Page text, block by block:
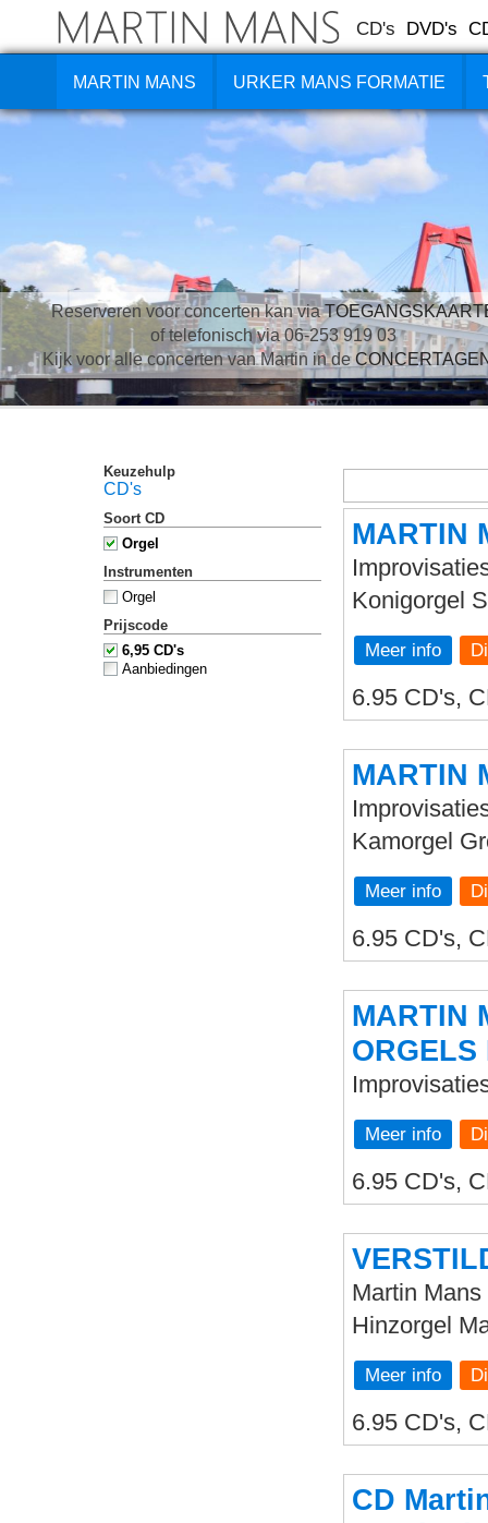
CD's DVD's
MARTIN MANS URKER MANS FORMATIE
Reserveren voor concerten kan via
of telefonisch via 06-253 919 03
Kijk voor alle concerten van Martin in de
Keuzehulp
CD's
Soort CD
Orgel
Instrumenten
Orgel
Prijscode
6,95 CD's
Aanbiedingen
MARTIN
Konigorgel
Meer info
6.95 CD's,
MARTIN
Kamorgel
Meer info
6.95 CD's,
MARTIN
ORGELS
Meer info
6.95 CD's,
Martin
Hinzorgel
Meer info
6.95 CD's,
CD